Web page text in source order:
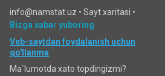
info@namstat.uz • Sayt xaritasi •
Bizga xabar yuboring
Veb-saytdan foydalanish uchun
qo'llanma
Ma`lumotda xato topdingizmi?